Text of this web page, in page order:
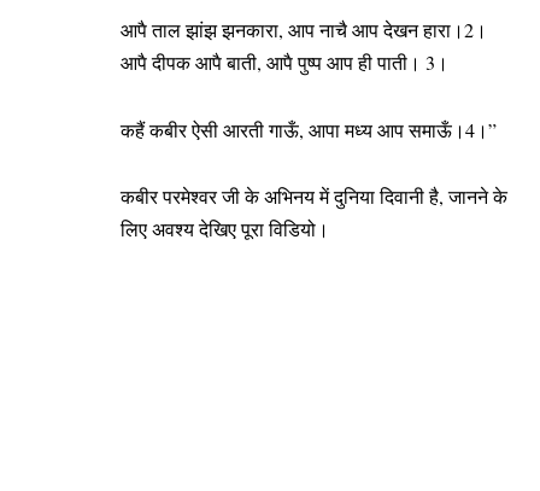
आपै ताल झांझ झनकारा, आप नाचै आप देखन हारा।2।
आपै दीपक आपै बाती, आपै पुष्प आप ही पाती। 3।
कहैं कबीर ऐसी आरती गाऊँ, आपा मध्य आप समाऊँ।4।”
कबीर परमेश्वर जी के अभिनय में दुनिया दिवानी है, जानने के
लिए अवश्य देखिए पूरा विडियो।